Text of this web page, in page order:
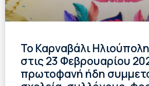
Το Καρναβάλι
στις 23 Φεβρουαρίου
πρωτοφανή ήδη